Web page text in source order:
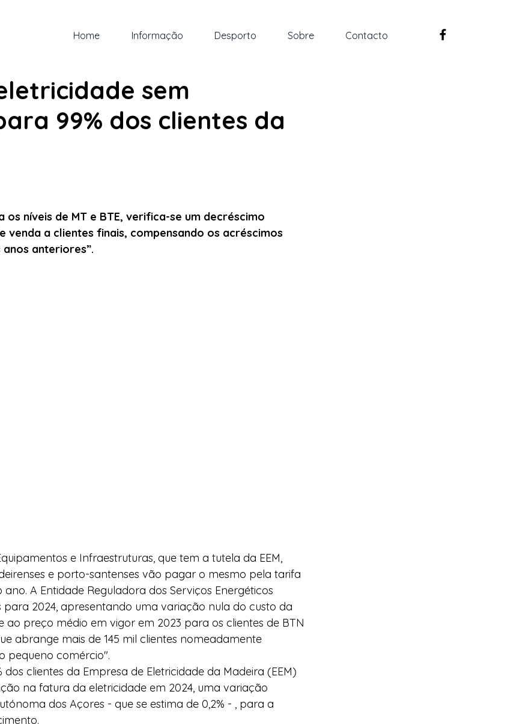
Home Informação Desporto Sobre Contacto
sem
99% dos clientes da
os níveis de MT e BTE, verifica-se um decréscimo
venda a clientes finais, compensando os acréscimos
anteriores”.
e Infraestruturas, que tem a tutela da EEM,
e porto-santenses vão pagar o mesmo pela tarifa
A Entidade Reguladora dos Serviços Energéticos
para 2024, apresentando uma variação nula do custo da
ao preço médio em vigor em 2023 para os clientes de BTN
abrange mais de 145 mil clientes nomeadamente
pequeno comércio".
clientes da Empresa de Eletricidade da Madeira (EEM)
na fatura da eletricidade em 2024, uma variação
dos Açores - que se estima de 0,2% - , para a